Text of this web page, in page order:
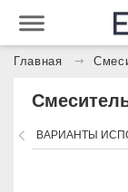
Главная
ВАРИАНТЫ